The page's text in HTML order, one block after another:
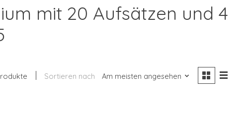
mit 20 Aufsätzen und 4
Sortieren nach Am meisten angesehen